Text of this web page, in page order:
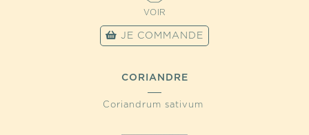
VOIR
JE COMMANDE
CORIANDRE
Coriandrum sativum